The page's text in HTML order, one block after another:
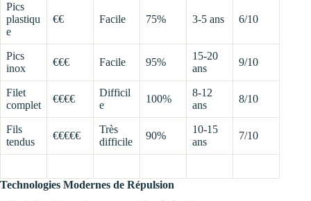
Pics
plastiqu
e
€€ Facile 75% 3-5 ans 6/10
Pics
inox
€€€ Facile 95%
15-20
ans
9/10
Filet
complet
€€€€
Difficil
e
100%
8-12
ans
8/10
Fils
tendus
€€€€€
Très
difficile
90%
10-15
ans
7/10
Technologies Modernes de Répulsion